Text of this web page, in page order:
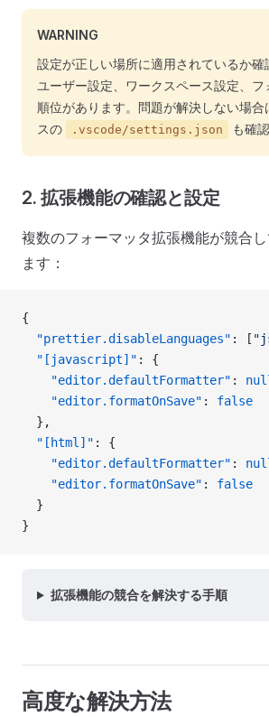
WARNING
設定が正しい場所に適用されているか確
ユーザー設定、ワークスペース設定、
順位があります。問題が解決しない場合
スの
.vscode/settings.json も確
2. 拡張機能の確認と設定
複数のフォーマッタ拡張機能が競合
ます：
{
  "prettier.disableLanguages"
: [
  "[javascript]"
: {
    "editor.defaultFormatter"
:
    "editor.formatOnSave"
: false
  },
  "[html]"
: {
    "editor.defaultFormatter"
:
    "editor.formatOnSave"
: false
  }
}
拡張機能の競合を解決する手順
高度な解決方法